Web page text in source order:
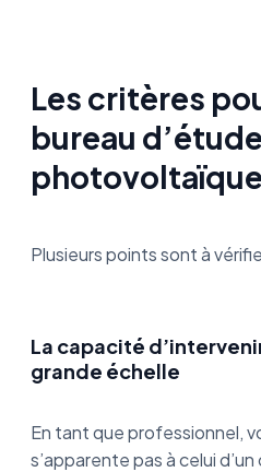
Les critères
bureau
photovoltaïque
Plusieurs points sont à
La capacité
grande échelle
En tant que professionnel,
s’apparente pas à celui